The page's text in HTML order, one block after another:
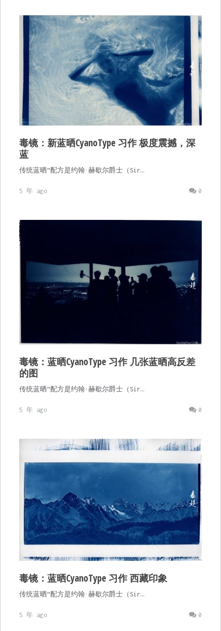
毒镜：新蓝晒CyanoType 习作 极度震撼，深
蓝
传统蓝晒”配方是约翰·赫歇尔爵士（Sir…
0
5 年 ago
毒镜：蓝晒CyanoType 习作 几张蓝晒高反差
的图
传统蓝晒”配方是约翰·赫歇尔爵士（Sir…
0
5 年 ago
毒镜：蓝晒CyanoType 习作 西藏印象
传统蓝晒”配方是约翰·赫歇尔爵士（Sir…
0
5 年 ago